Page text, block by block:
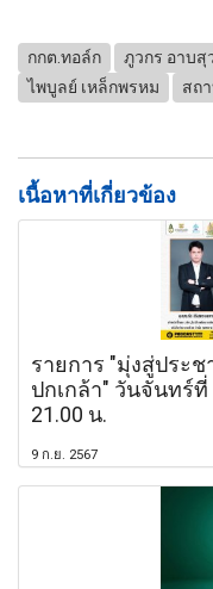
กกต.ทอล์ก ภูวกร อาบ
ไพบูลย์ เหล็กพรหม
สถ
เนื้อหาที่เกี่ยวข้อง
รายการ "มุ่งสู่ประ
ปกเกล้า" วันจันทร์ที่
21.00 น.
9 ก.ย. 2567